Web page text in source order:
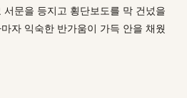
문을 등지고 횡단보도를 막 건넜을
자 익숙한 반가움이 가득 안을 채웠